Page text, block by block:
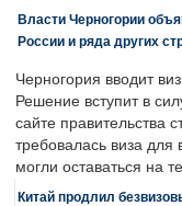
Власти Черногории
России и ряда других
Черногория вводит
Решение вступит в
сайте правительства
требовалась виза
могли оставаться на
Китай продлил